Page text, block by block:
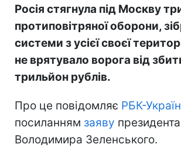
Росія стягнула під Москву
протиповітряної оборони,
системи з усієї своєї
не врятувало ворога від
трильйон рублів.
Про це повідомляє РБК-
посиланням заяву президента
Володимира Зеленського.